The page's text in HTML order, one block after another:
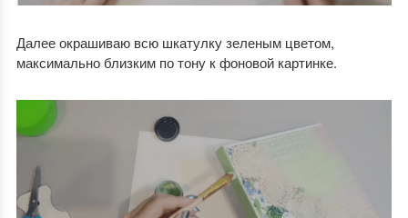
Далее окрашиваю всю шкатулку зеленым цветом,
максимально близким по тону к фоновой картинке.